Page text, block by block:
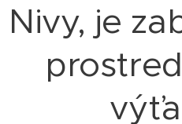
Nivy, je